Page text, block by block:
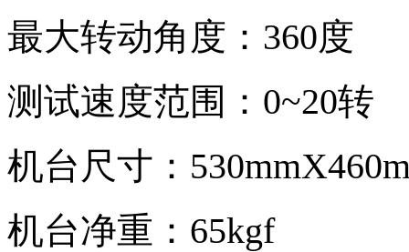
最大转动角度：360度
测试速度范围：0~20转
机台尺寸：
机台净重：65kgf